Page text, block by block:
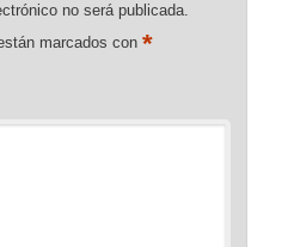
no será publicada.
marcados con*